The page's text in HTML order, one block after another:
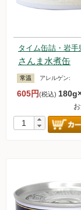
タイム缶詰・岩手
さんま水煮缶
常温 アレルゲン:
605円(税込)